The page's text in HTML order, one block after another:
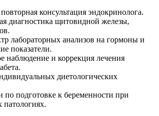
консультация эндокринолога.
диагностика щитовидной железы,
лабораторных анализов на гормоны и
показатели.
наблюдение и коррекция лечения
диетологических
по подготовке к беременности при